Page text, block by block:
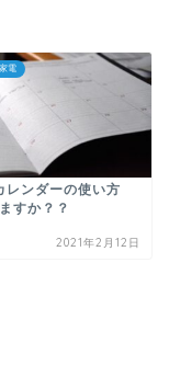
電
レンダーの使い方
すか？？
2021年2月12日